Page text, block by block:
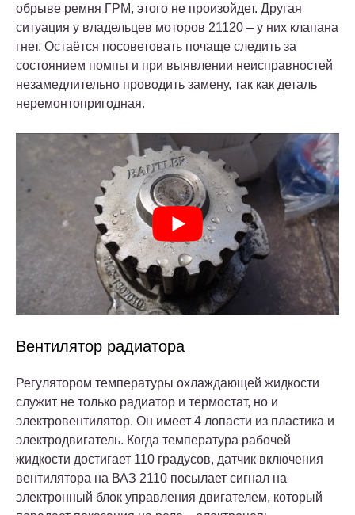
обрыве ремня ГРМ, этого не произойдет. Другая
ситуация у владельцев моторов 21120 – у них клапана
гнет. Остаётся посоветовать почаще следить за
состоянием помпы и при выявлении неисправностей
незамедлительно проводить замену, так как деталь
неремонтопригодная.
Вентилятор радиатора
Регулятором температуры охлаждающей жидкости
служит не только радиатор и термостат, но и
электровентилятор. Он имеет 4 лопасти из пластика и
электродвигатель. Когда температура рабочей
жидкости достигает 110 градусов, датчик включения
вентилятора на ВАЗ 2110 посылает сигнал на
электронный блок управления двигателем, который